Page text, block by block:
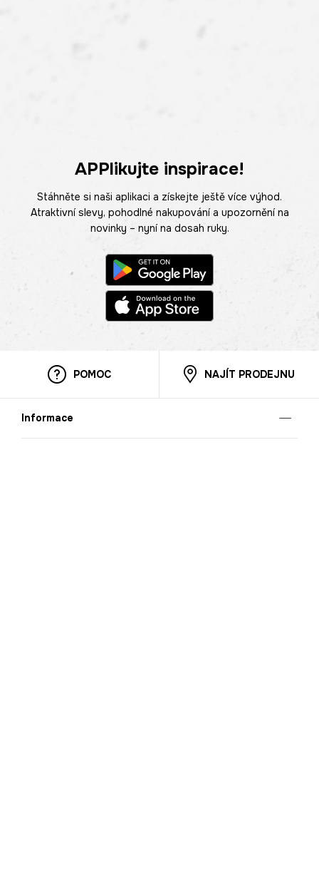
APPlikujte inspirace!
Stáhněte si naši aplikaci a získejte ještě více výhod.
Atraktivní slevy, pohodlné nakupování a upozornění na
novinky – nyní na dosah ruky.
POMOC NAJÍT PRODEJNU
Informace